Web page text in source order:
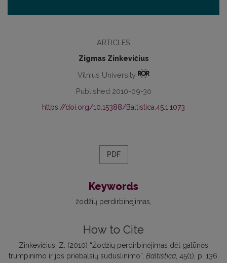
ARTICLES
Zigmas Zinkevičius
Vilnius University
Published 2010-09-30
https://doi.org/10.15388/Baltistica.45.1.1073
PDF
Keywords
žodžių perdirbinejimas
How to Cite
Zinkevičius, Z. (2010) “Žodžių perdirbinėjimas dėl galūnės
trumpinimo ir jos priebalsių suduslinimo”, Baltistica, 45(1), p. 136.